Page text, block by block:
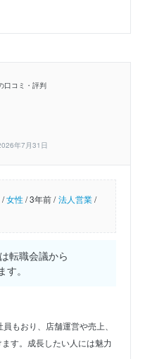
口コミ・評判
年7月31日
/女性/3年前 / 法人営業/
転職会議から
。
もおり、店舗運営や売上、
す。成長したい人には魅力